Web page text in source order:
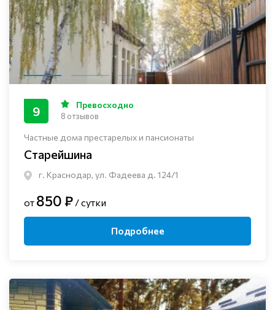
Частные дома престарелых и пансионаты
Старейшина
г. Краснодар, ул. Фадеева д. 124/1
9 Превосходно
8 отзывов
от 850 ₽ / сутки
Подробнее